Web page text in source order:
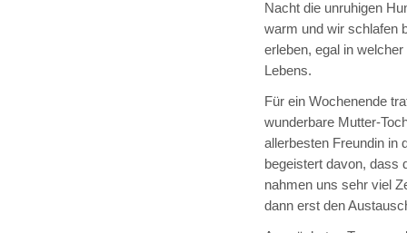
Nacht die unruhigen
warm und wir schlafen
erleben, egal in
Lebens.
Für ein Wochenende
wunderbare Mutter-
allerbesten Freundin in
begeistert davon, dass
nahmen uns sehr viel
dann erst den